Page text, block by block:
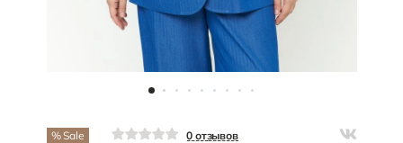
% Sale 0 отзывов